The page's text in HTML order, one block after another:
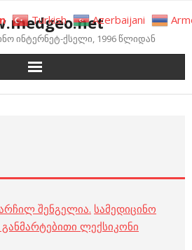
ინტერნეტ-ქსელი, 1996 წლიდან
შენგელია. სამედიცინო
ლექსიკონი
Turkish Azerbaijani